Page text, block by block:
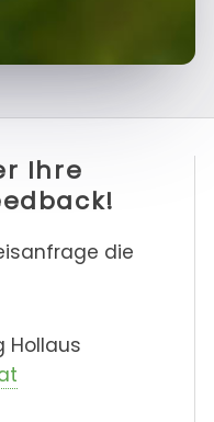
Ihre
die
Hollaus